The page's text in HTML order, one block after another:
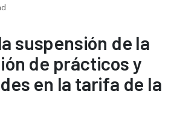
suspensión de la
de prácticos y
en la tarifa de la